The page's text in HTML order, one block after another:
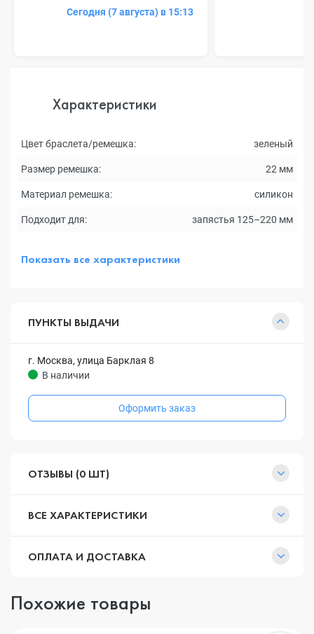
Сегодня (7 августа) в 15:13
Характеристики
Цвет браслета/ремешка: зеленый
Размер ремешка: 22 мм
Материал ремешка: силикон
Подходит для: запястья 125–220 мм
Показать все характеристики
ПУНКТЫ ВЫДАЧИ
г. Москва, улица Барклая 8
В наличии
Оформить заказ
ОТЗЫВЫ (0 ШТ)
ВСЕ ХАРАКТЕРИСТИКИ
ОПЛАТА И ДОСТАВКА
Похожие товары